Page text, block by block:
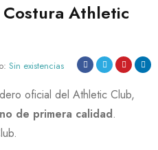
Athletic
Sin existencias
oficial del Athletic Club,
de primera calidad.